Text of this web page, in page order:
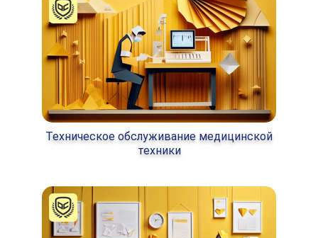
Техническое обслуживание медицинской
техники